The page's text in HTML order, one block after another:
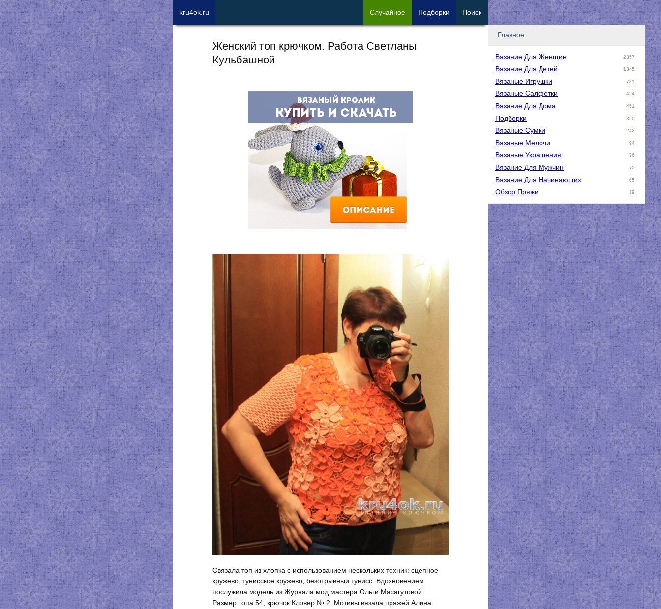
Женский топ крючком. Работа Светланы
Кульбашной
Связала топ из хлопка с использованием нескольких техник: сцепное
кружево, тунисское кружево, безотрывный тунисс. Вдохновением
послужила модель из Журнала мод мастера Ольги Масагутовой.
Размер топа 54, крючок Кловер № 2. Мотивы вязала пряжей Алина
Главное
Вязание Для Женщин 2357
Вязание Для Детей 1345
Вязаные Игрушки 781
Вязаные Салфетки 454
Вязание Для Дома 451
Подборки 350
Вязаные Сумки 242
Вязаные Мелочи 94
Вязаные Украшения 76
Вязание Для Мужчин 70
Вязание Для Начинающих 65
Обзор Пряжи 19
kru4ok.ru Случайное Подборки Поиск